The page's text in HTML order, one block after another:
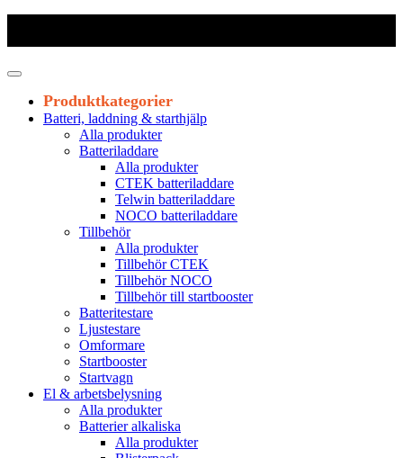
Produktkategorier
Batteri, laddning & starthjälp
Alla produkter
Batteriladdare
Alla produkter
CTEK batteriladdare
Telwin batteriladdare
NOCO batteriladdare
Tillbehör
Alla produkter
Tillbehör CTEK
Tillbehör NOCO
Tillbehör till startbooster
Batteritestare
Ljustestare
Omformare
Startbooster
Startvagn
El & arbetsbelysning
Alla produkter
Batterier alkaliska
Alla produkter